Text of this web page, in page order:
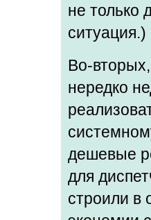
не только
ситуация.)
Во-
нередко
дешевые
для
строили в